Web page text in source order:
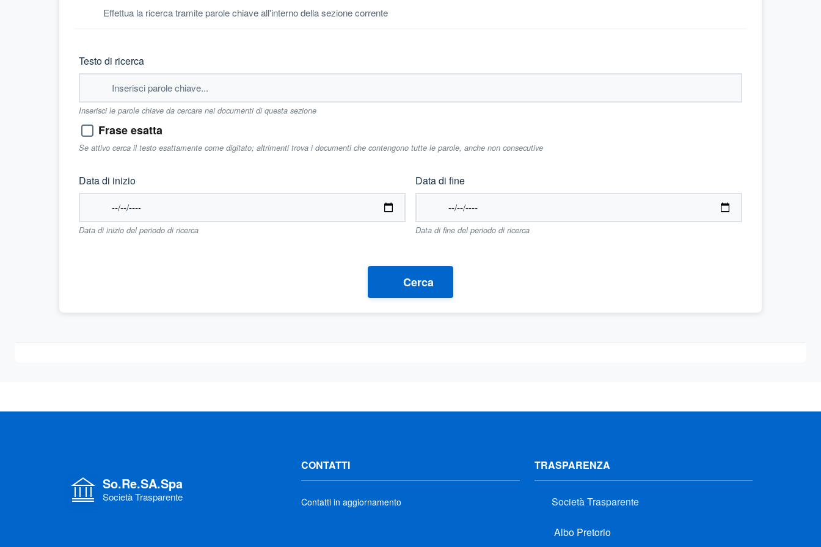
Effettua la ricerca tramite parole chiave all'interno della sezione corrente
Testo di ricerca
Inserisci le parole chiave da cercare nei documenti di questa sezione
Frase esatta
Se attivo cerca il testo esattamente come digitato; altrimenti trova i documenti che contengono tutte le parole, anche non consecutive
Data di inizio
Data di inizio del periodo di ricerca
Data di fine
Data di fine del periodo di ricerca
Cerca
So.Re.SA.Spa
Società Trasparente
CONTATTI
Contatti in aggiornamento
TRASPARENZA
Società Trasparente
Albo Pretorio